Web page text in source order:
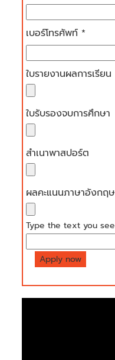
เบอร์โทรศัพท์ *
ใบรายงานผลการเรียน
ใบรับรองจบการศึกษา
สำเนาพาสปอร์ต
ผลคะแนนภาษาอังกฤ
Type the text you